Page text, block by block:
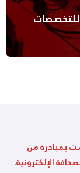
للتخصصات
بمبادرة من
الإلكترونية.